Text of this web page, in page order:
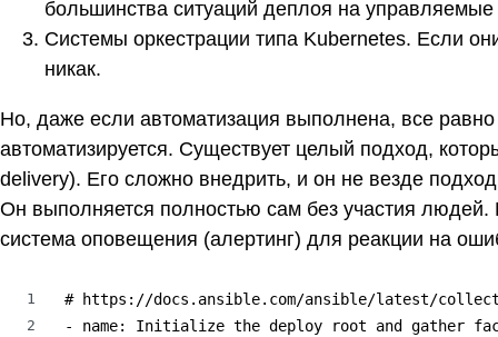
большинства ситуаций деплоя на управляемые
Системы оркестрации типа Kubernetes. Если
никак.
Но, даже если автоматизация выполнена, все равно
автоматизируется. Существует целый подход,
delivery). Его сложно внедрить, и он не везде
Он выполняется полностью сам без участия
система оповещения (алертинг) для реакции на
1
2
# https://docs.ansible.com/ansible/latest/
- name: Initialize the deploy root and gather